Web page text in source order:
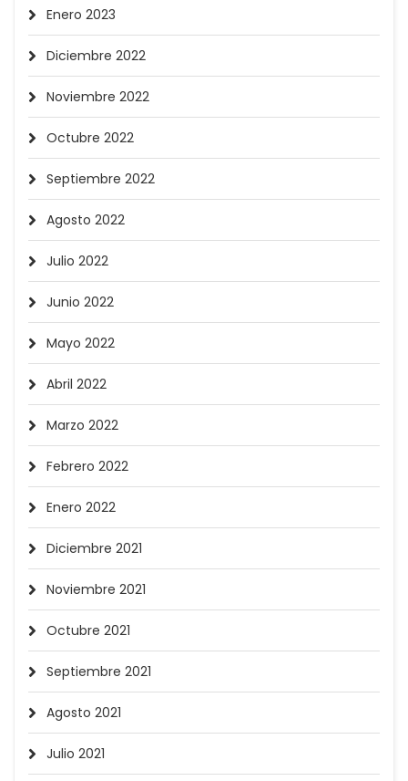
Enero 2023
Diciembre 2022
Noviembre 2022
Octubre 2022
Septiembre 2022
Agosto 2022
Julio 2022
Junio 2022
Mayo 2022
Abril 2022
Marzo 2022
Febrero 2022
Enero 2022
Diciembre 2021
Noviembre 2021
Octubre 2021
Septiembre 2021
Agosto 2021
Julio 2021